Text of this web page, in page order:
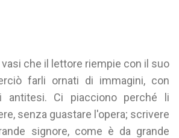
che il lettore riempie con il suo
farli ornati di immagini, con
antitesi. Ci piacciono perché li
senza guastare l'opera; scrivere
signore, come è da grande